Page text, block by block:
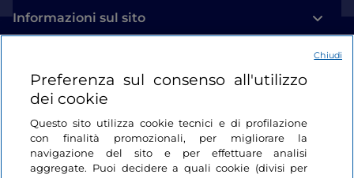
Informazioni sul sito
Login
Restiamo in contatto
Preferenza sul consenso all'utilizzo
dei cookie
Questo sito utilizza cookie tecnici e di profilazione
con finalità promozionali, per migliorare la
navigazione del sito e per effettuare analisi
aggregate. Puoi decidere a quali cookie (divisi per
Chiudi